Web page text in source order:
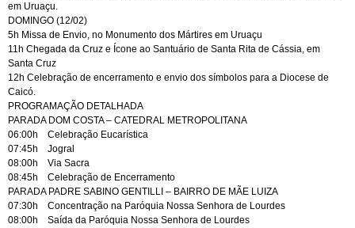
em Uruaçu.
DOMINGO (12/02)
5h Missa de Envio, no Monumento dos Mártires em Uruaçu
11h Chegada da Cruz e Ícone ao Santuário de Santa Rita de Cássia, em
Santa Cruz
12h Celebração de encerramento e envio dos símbolos para a Diocese de
Caicó.
PROGRAMAÇÃO DETALHADA
PARADA DOM COSTA – CATEDRAL METROPOLITANA
06:00h Celebração Eucarística
07:45h Jogral
08:00h Via Sacra
08:45h Celebração de Encerramento
PARADA PADRE SABINO GENTILLI – BAIRRO DE MÃE LUIZA
07:30h Concentração na Paróquia Nossa Senhora de Lourdes
08:00h Saída da Paróquia Nossa Senhora de Lourdes